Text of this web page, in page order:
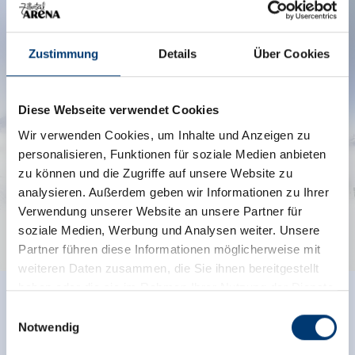
Zustimmung Details Über Cookies
Diese Webseite verwendet Cookies
Wir verwenden Cookies, um Inhalte und Anzeigen zu
personalisieren, Funktionen für soziale Medien anbieten
zu können und die Zugriffe auf unsere Website zu
analysieren. Außerdem geben wir Informationen zu Ihrer
Verwendung unserer Website an unsere Partner für
soziale Medien, Werbung und Analysen weiter. Unsere
Partner führen diese Informationen möglicherweise mit
weiteren Daten zusammen, die Sie ihnen bereitgestellt
haben oder die sie im Rahmen Ihrer Nutzung der Dienste
Notwendig
ARENA TOUR
geweldige ervaring voor het hele gezin.
leer meer
ONZE MASCOTTE